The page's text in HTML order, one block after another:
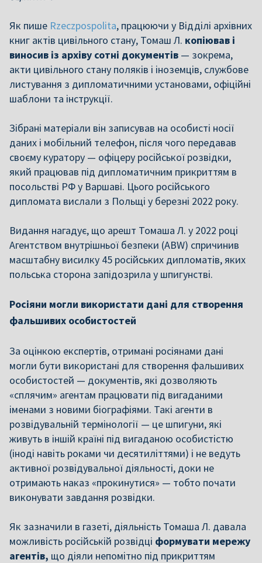
Як пише Rzeczpospolita, працюючи у Відділі архівних
книг актів цивільного стану, Томаш Л. копіював і
виносив із архіву сотні документів — зокрема,
акти цивільного стану поляків і іноземців, службове
листування з дипломатичними установами, офіційні
шаблони та інструкції.
Зібрані матеріали він записував на особисті носії
даних і мобільний телефон, після чого передавав
своєму куратору — офіцеру російської розвідки,
який працював під дипломатичним прикриттям в
посольстві РФ у Варшаві. Цього російського
дипломата вислали з Польщі у березні 2022 року.
Видання нагадує, що арешт Томаша Л. у 2022 році
Агентством внутрішньої безпеки (ABW) спричинив
масштабну висилку 45 російських дипломатів, яких
польська сторона запідозрила у шпигунстві.
Росіяни могли використати дані для створення
фальшивих особистостей
За оцінкою експертів, отримані росіянами дані
могли бути використані для створення фальшивих
особистостей — документів, які дозволяють
«сплячим» агентам працювати під вигаданими
іменами з новими біографіями. Такі агенти в
розвідувальній термінології — це шпигуни, які
живуть в іншій країні під вигаданою особистістю
(іноді навіть роками чи десятиліттями) і не ведуть
активної розвідувальної діяльності, доки не
отримають наказ «прокинутися» — тобто почати
виконувати завдання розвідки.
Як зазначили в газеті, діяльність Томаша Л. давала
можливість російській розвідці формувати мережу
агентів, що діяли непомітно під прикриттям